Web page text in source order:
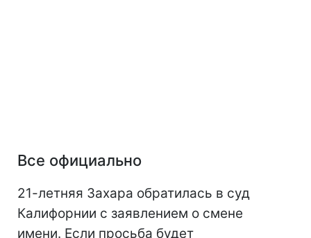
Все официально
21-летняя Захара обратилась в суд
Калифорнии с заявлением о смене
имени. Если просьба будет